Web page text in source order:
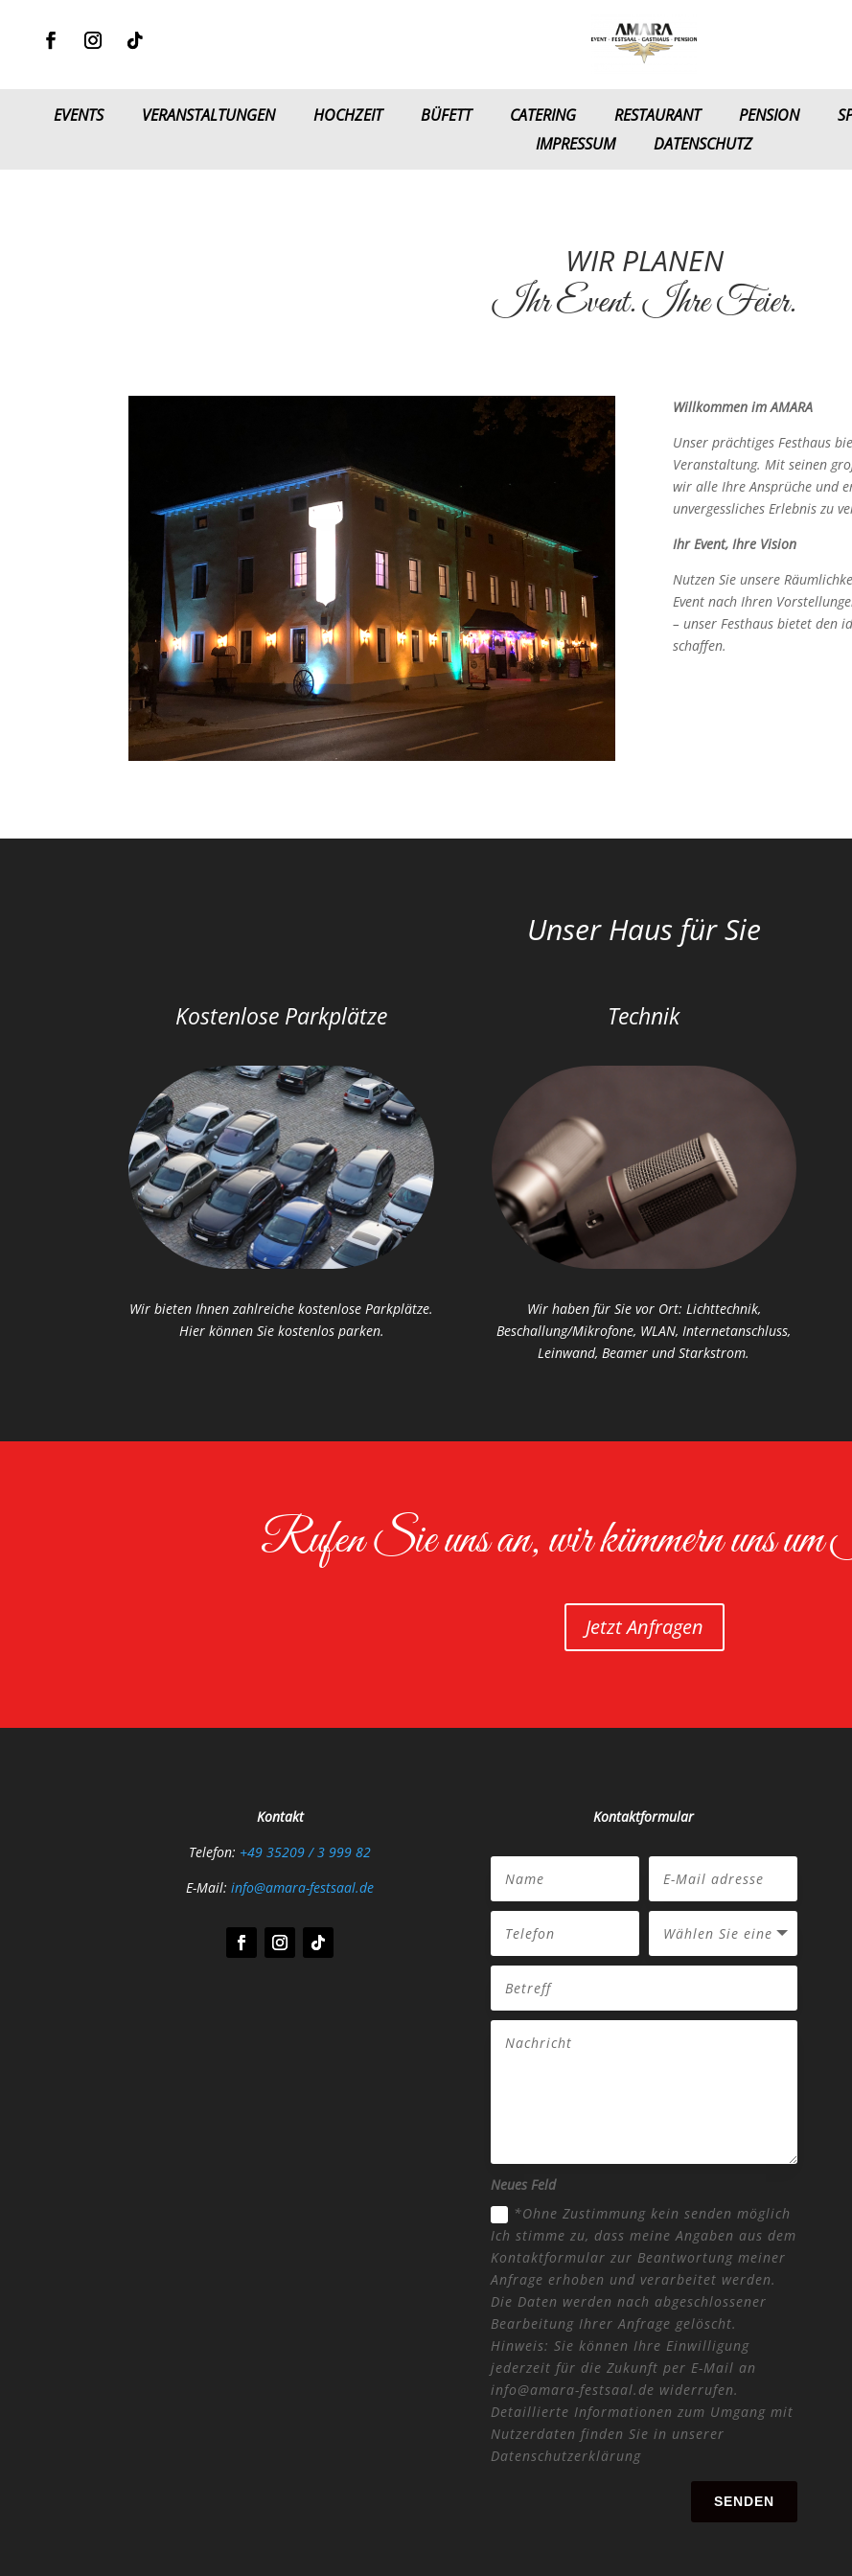
EVENTS VERANSTALTUNGEN HOCHZEIT BÜFETT CATERING RESTAURANT​ PENSION
IMPRESSUM
DATENSCHUTZ
WIR PLANEN
Ihr Event. Ihre Feier.
Willkommen im AMARA
Unser prächtiges Festhaus
Veranstaltung. Mit seinen
wir alle Ihre Ansprüche und
unvergessliches Erlebnis zu
Ihr Event, Ihre Vision
Nutzen Sie unsere
Event nach Ihren
– unser Festhaus bietet den
schaffen.
Unser Haus für Sie
Kostenlose Parkplätze
Wir bieten Ihnen zahlreiche kostenlose Parkplätze.
Hier können Sie kostenlos parken.
Technik
Wir haben für Sie vor Ort: Lichttechnik,
Beschallung/Mikrofone, WLAN, Internetanschluss,
Leinwand, Beamer und Starkstrom.
Rufen Sie uns an, wir kümmern uns
Jetzt Anfragen
Kontakt
Telefon: +49 35209 / 3 999 82
E-Mail:info@amara-festsaal.de
Kontaktformular
Neues Feld
*Ohne Zustimmung kein senden möglich
Ich stimme zu, dass meine Angaben aus dem
Kontaktformular zur Beantwortung meiner
Anfrage erhoben und verarbeitet werden.
Die Daten werden nach abgeschlossener
Bearbeitung Ihrer Anfrage gelöscht.
Hinweis: Sie können Ihre Einwilligung
jederzeit für die Zukunft per E-Mail an
info@amara-festsaal.de widerrufen.
Detaillierte Informationen zum Umgang mit
Nutzerdaten finden Sie in unserer
Datenschutzerklärung
SENDEN